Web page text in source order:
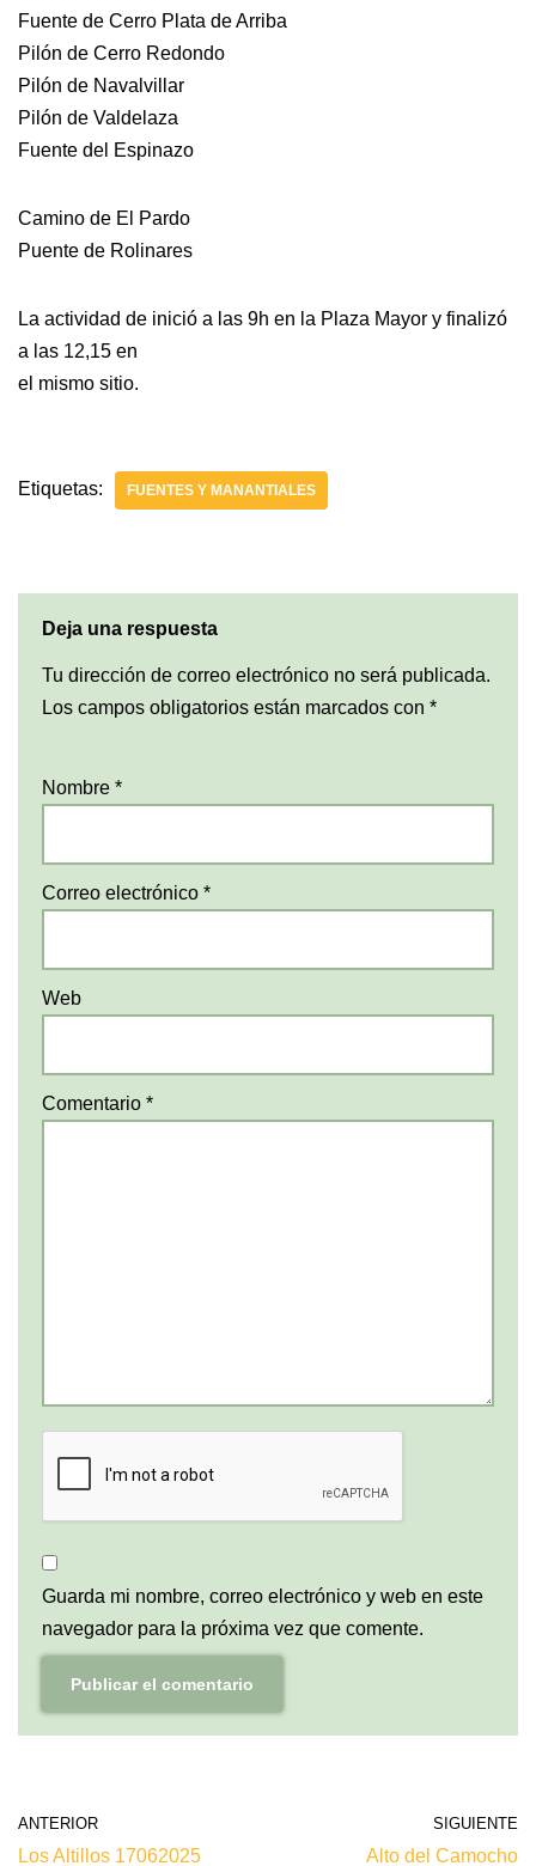
Fuente de Cerro Plata de Arriba
Pilón de Cerro Redondo
Pilón de Navalvillar
Pilón de Valdelaza
Fuente del Espinazo
Camino de El Pardo
Puente de Rolinares
La actividad de inició a las 9h en la Plaza Mayor y finalizó
a las 12,15 en
el mismo sitio.
Etiquetas: FUENTES Y MANANTIALES
Deja una respuesta
Tu dirección de correo electrónico no será publicada.
Los campos obligatorios están marcados con *
Nombre *
Correo electrónico *
Web
Comentario *
Guarda mi nombre, correo electrónico y web en este
navegador para la próxima vez que comente.
ANTERIOR
Los Altillos 17062025
SIGUIENTE
Alto del Camocho